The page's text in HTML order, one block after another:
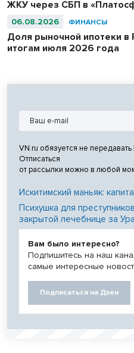
ЖКУ через СБП в
06.08.2026 ФИНАНСЫ
Доля рыночной ипотеки в
итогам июля 2026 года
VN.ru обязуется не
Отписаться
от рассылки можно в любой
Искитимский маньяк:
Психушка для
закрытой лечебнице за
Вам было интересно?
Подпишитесь на наш
самые интересные
Подписаться на Дзен